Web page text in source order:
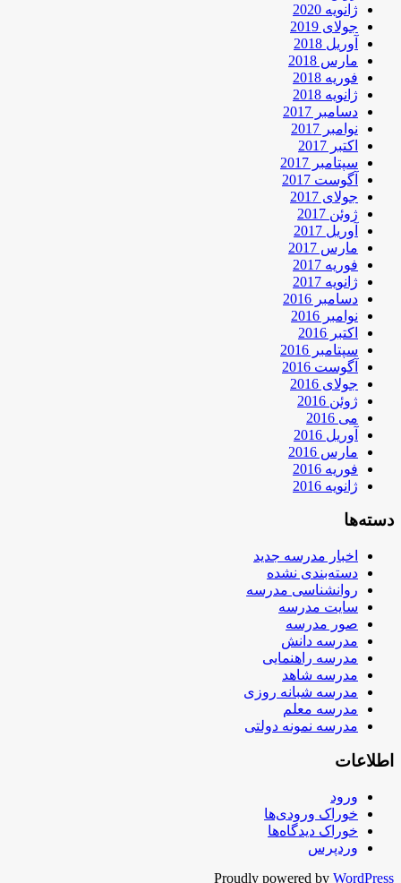
ژانویه 2020
جولای 2019
آوریل 2018
مارس 2018
فوریه 2018
ژانویه 2018
دسامبر 2017
نوامبر 2017
اکتبر 2017
سپتامبر 2017
آگوست 2017
جولای 2017
ژوئن 2017
آوریل 2017
مارس 2017
فوریه 2017
ژانویه 2017
دسامبر 2016
نوامبر 2016
اکتبر 2016
سپتامبر 2016
آگوست 2016
جولای 2016
ژوئن 2016
می 2016
آوریل 2016
مارس 2016
فوریه 2016
ژانویه 2016
دسته‌ها
اخبار مدرسه جدید
دسته‌بندی نشده
روانشناسی مدرسه
سایت مدرسه
صور مدرسه
مدرسه دانش
مدرسه راهنمایی
مدرسه شاهد
مدرسه شبانه روزی
مدرسه معلم
مدرسه نمونه دولتی
اطلاعات
ورود
خوراک ورودی‌ها
خوراک دیدگاه‌ها
وردپرس
Proudly powered by WordPress